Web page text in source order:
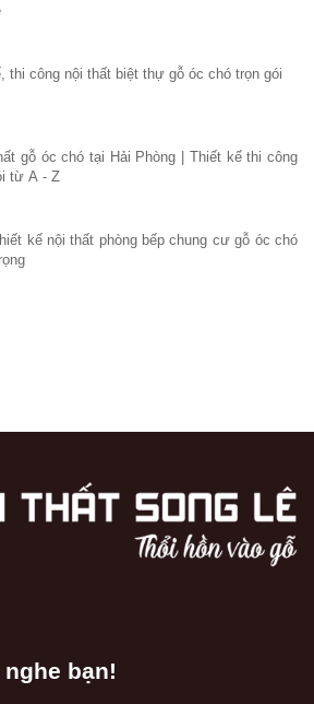
thi công nội thất biệt thự gỗ óc chó trọn gói
gỗ óc chó tại Hải Phòng | Thiết kế thi công
từ A - Z
kế nội thất phòng bếp chung cư gỗ óc chó
nghe bạn!